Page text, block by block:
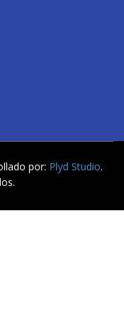
por: Plyd Studio.